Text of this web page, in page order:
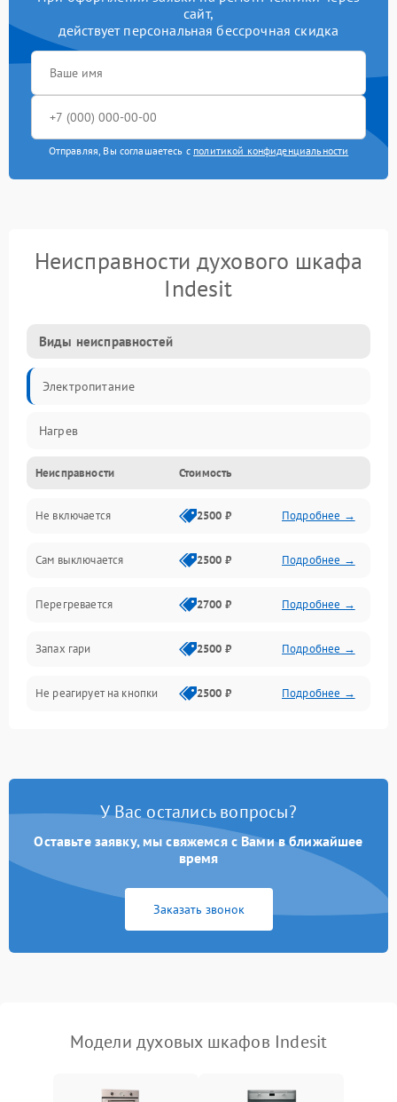
сайт,
действует персональная бессрочная скидка
Отправляя, Вы соглашаетесь с политикой конфиденциальности
Неисправности духового шкафа
Indesit
Виды неисправностей
Электропитание
Нагрев
Неисправности Стоимость
Не включается 2500 ₽ Подробнее →
Сам выключается 2500 ₽ Подробнее →
Перегревается 2700 ₽ Подробнее →
Запах гари 2500 ₽ Подробнее →
Не реагирует на кнопки 2500 ₽ Подробнее →
У Вас остались вопросы?
Оставьте заявку, мы свяжемся с Вами в ближайшее
время
Заказать звонок
Модели духовых шкафов Indesit